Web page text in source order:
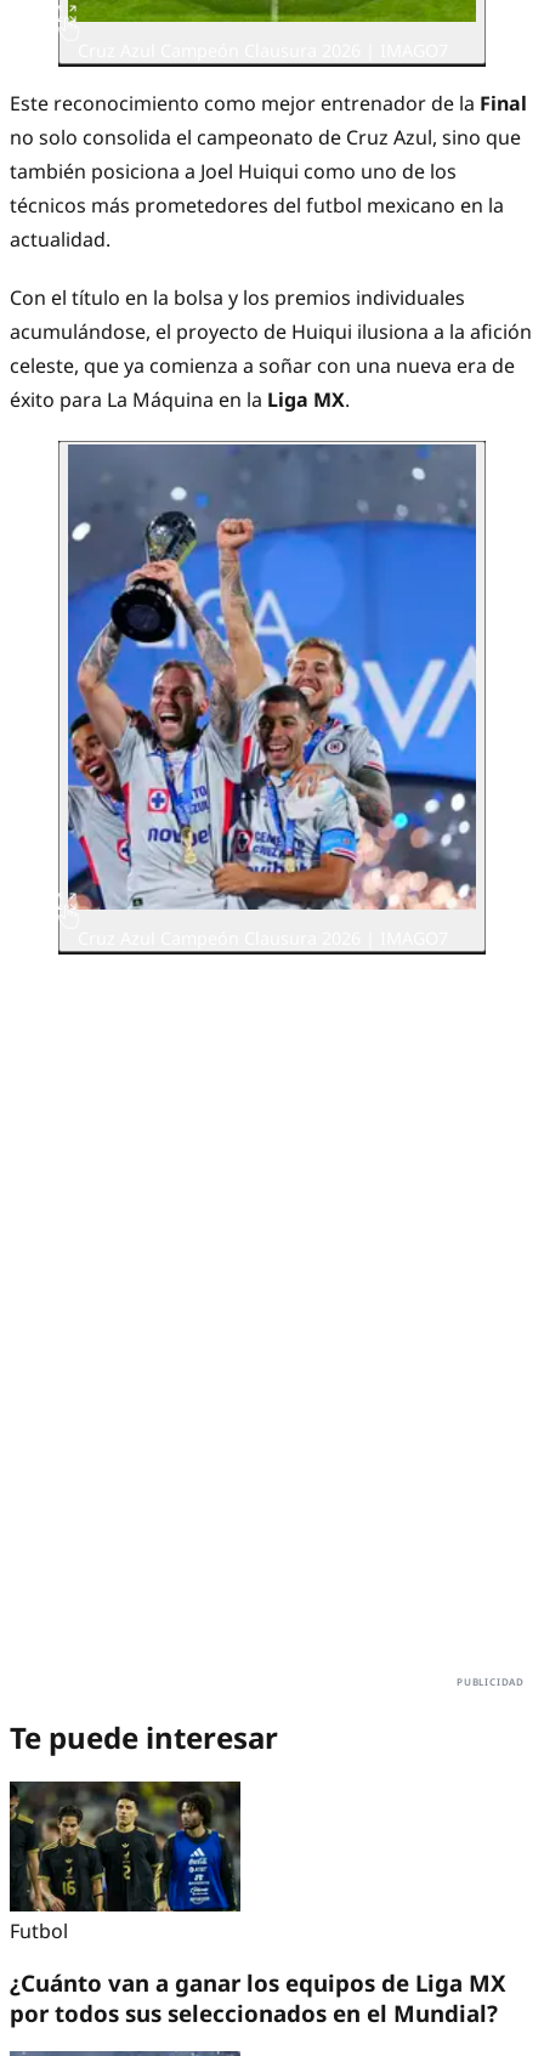
Este reconocimiento como mejor entrenador de la Final
no solo consolida el campeonato de Cruz Azul, sino que
también posiciona a Joel Huiqui como uno de los
técnicos más prometedores del futbol mexicano en la
actualidad.
Con el título en la bolsa y los premios individuales
acumulándose, el proyecto de Huiqui ilusiona a la afición
celeste, que ya comienza a soñar con una nueva era de
éxito para La Máquina en la Liga MX.
Te puede interesar
Futbol
¿Cuánto van a ganar los equipos de Liga MX
por todos sus seleccionados en el Mundial?